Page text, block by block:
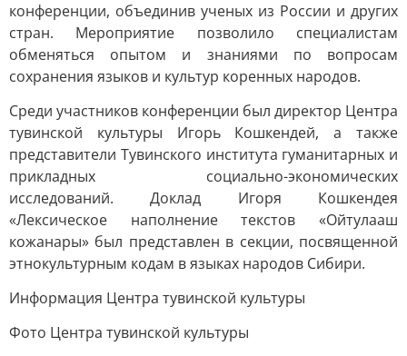
конференции, объединив ученых из России и других
стран. Мероприятие позволило специалистам
обменяться опытом и знаниями по вопросам
сохранения языков и культур коренных народов.
Среди участников конференции был директор Центра
тувинской культуры Игорь Кошкендей, а также
представители Тувинского института гуманитарных и
прикладных социально-экономических
исследований. Доклад Игоря Кошкендея
«Лексическое наполнение текстов «Ойтулааш
кожанары» был представлен в секции, посвященной
этнокультурным кодам в языках народов Сибири.
Информация Центра тувинской культуры
Фото Центра тувинской культуры